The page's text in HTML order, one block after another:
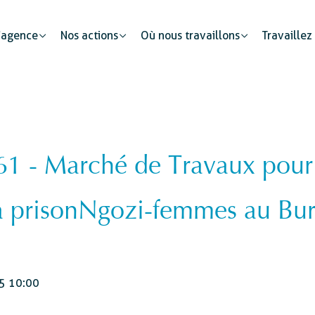
Partenariats publics
Le secteur privé : un
Nos actions
Développement urbain
Sécurité
Où nous travaillons Travaillez
- Marché de Travaux
prisonNgozi-femmes au
10:00